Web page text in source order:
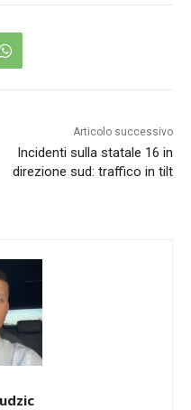
Articolo successivo
Incidenti sulla statale 16 in
direzione sud: traffico in tilt